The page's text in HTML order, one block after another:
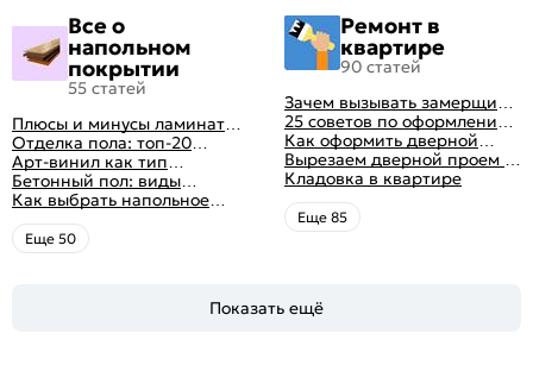
Все о
напольном
покрытии
55 статей
Плюсы и минусы ламината:
как выбрать качественное
напольное покрытие
Отделка пола: топ-20
вариантов напольных
покрытий
Арт-винил как тип
напольного покрытия
Бетонный пол: виды
конструкций и технология
заливки
Как выбрать напольное
покрытие: плюсы и минусы
всех вариантов на
современном рынке
Eще 50
Ремонт в
квартире
90 статей
Зачем вызывать замерщика
для установки дверей
25 советов по оформлению
дверного проема без двери
+ 50 фото
Как оформить дверной
проем без двери
Вырезаем дверной проем в
различных материалах
стены
Кладовка в квартире
Eще 85
Показать ещё